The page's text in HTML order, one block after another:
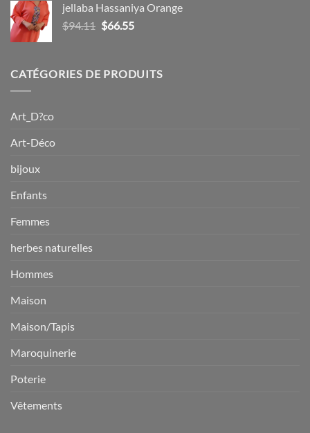
était :
$75.00.
est :
$69.00.
jellaba Hassaniya Orange
$94.11 Le
était :
$66.55Le
est :
CATÉGORIES DE PRODUITS
Art_D?co
Art-Déco
bijoux
Enfants
Femmes
herbes naturelles
Hommes
Maison
Maison/Tapis
Maroquinerie
Poterie
Vêtements